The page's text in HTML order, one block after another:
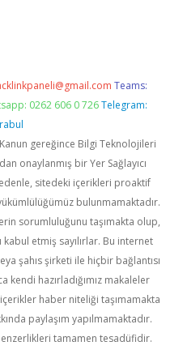
Teams:
0262 606 0 726 Telegram:
Kanun gereğince Bilgi Teknolojileri
onaylanmış bir Yer Sağlayıcı
sitedeki içerikleri proaktif
bulunmamaktadır.
sorumluluğunu taşımakta olup,
etmiş sayılırlar. Bu internet
şahıs şirketi ile hiçbir bağlantısı
kendi hazırladığımız makaleler
haber niteliği taşımamakta
paylaşım yapılmamaktadır.
tamamen tesadüfidir.